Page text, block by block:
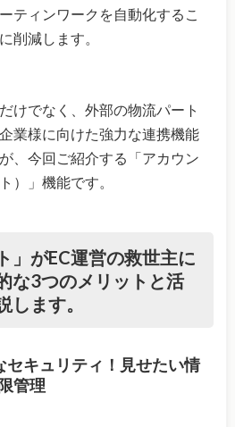
ティンワークを自動化するこ
削減します。
けでなく、外部の物流パート
業様に向けた強力な連携機能
、今回ご紹介する「アカウン
）」機能です。
」がEC運営の救世主に
な3つのメリットと活
します。
セキュリティ！見せたい情
管理